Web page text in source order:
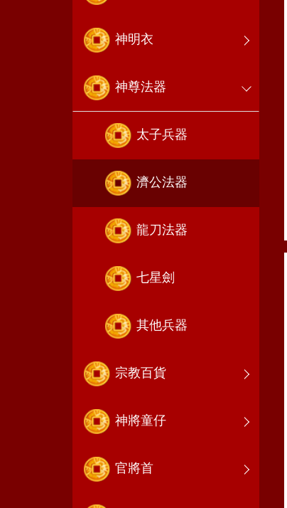
神明衣
神尊法器
太子兵器
濟公法器
龍刀法器
七星劍
其他兵器
宗教百貨
神將童仔
官將首